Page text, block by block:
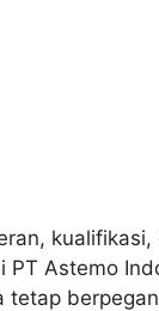
Astemo